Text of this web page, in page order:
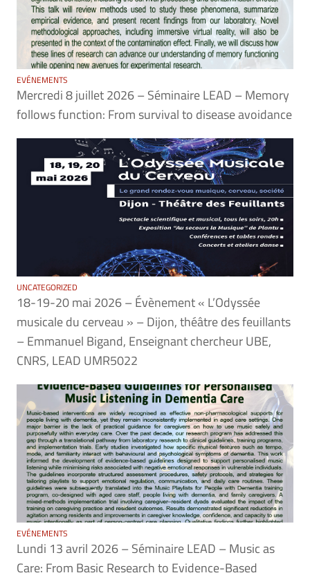
EVÉNEMENTS
Mercredi 8 juillet 2026 – Séminaire LEAD – Memory
follows function: From survival to disease avoidance
UNCATEGORIZED
18-19-20 mai 2026 – Évènement « L’Odyssée
musicale du cerveau » – Dijon, théâtre des feuillants
– Emmanuel Bigand, Enseignant chercheur UBE,
CNRS, LEAD UMR5022
EVÉNEMENTS
Lundi 13 avril 2026 – Séminaire LEAD – Music as
Care: From Basic Research to Evidence-Based